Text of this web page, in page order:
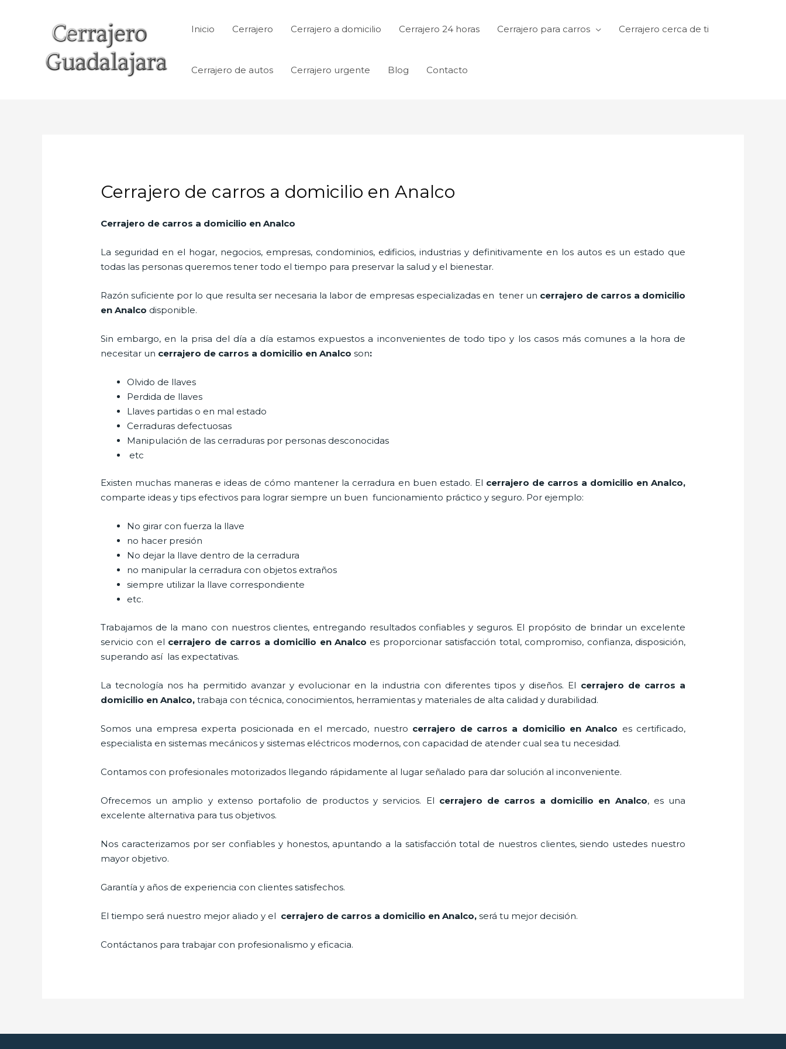
Inicio Cerrajero Cerrajero a domicilio Cerrajero 24 horas Cerrajero para carros Cerrajero cerca de ti
Cerrajero de autos Cerrajero urgente Blog Contacto
Cerrajero de carros a domicilio en Analco
Cerrajero de carros a domicilio en Analco
La seguridad en el hogar, negocios, empresas, condominios, edificios, industrias y definitivamente en los autos es un estado que
todas las personas queremos tener todo el tiempo para preservar la salud y el bienestar.
Razón suficiente por lo que resulta ser necesaria la labor de empresas especializadas en tener un cerrajero de carros a domicilio
en Analco disponible.
Sin embargo, en la prisa del día a día estamos expuestos a inconvenientes de todo tipo y los casos más comunes a la hora de
necesitar un cerrajero de carros a domicilio en Analco son:
Olvido de llaves
Perdida de llaves
Llaves partidas o en mal estado
Cerraduras defectuosas
Manipulación de las cerraduras por personas desconocidas
etc
Existen muchas maneras e ideas de cómo mantener la cerradura en buen estado. El cerrajero de carros a domicilio en Analco,
comparte ideas y tips efectivos para lograr siempre un buen funcionamiento práctico y seguro. Por ejemplo:
No girar con fuerza la llave
no hacer presión
No dejar la llave dentro de la cerradura
no manipular la cerradura con objetos extraños
siempre utilizar la llave correspondiente
etc.
Trabajamos de la mano con nuestros clientes, entregando resultados confiables y seguros. El propósito de brindar un excelente
servicio con el cerrajero de carros a domicilio en Analco es proporcionar satisfacción total, compromiso, confianza, disposición,
superando así las expectativas.
La tecnología nos ha permitido avanzar y evolucionar en la industria con diferentes tipos y diseños. El cerrajero de carros a
domicilio en Analco,trabaja con técnica, conocimientos, herramientas y materiales de alta calidad y durabilidad.
Somos una empresa experta posicionada en el mercado, nuestro cerrajero de carros a domicilio en Analco es certificado,
especialista en sistemas mecánicos y sistemas eléctricos modernos, con capacidad de atender cual sea tu necesidad.
Contamos con profesionales motorizados llegando rápidamente al lugar señalado para dar solución al inconveniente.
Ofrecemos un amplio y extenso portafolio de productos y servicios. El cerrajero de carros a domicilio en Analco, es una
excelente alternativa para tus objetivos.
Nos caracterizamos por ser confiables y honestos, apuntando a la satisfacción total de nuestros clientes, siendo ustedes nuestro
mayor objetivo.
Garantía y años de experiencia con clientes satisfechos.
El tiempo será nuestro mejor aliado y el cerrajero de carros a domicilio en Analco,será tu mejor decisión.
Contáctanos para trabajar con profesionalismo y eficacia.